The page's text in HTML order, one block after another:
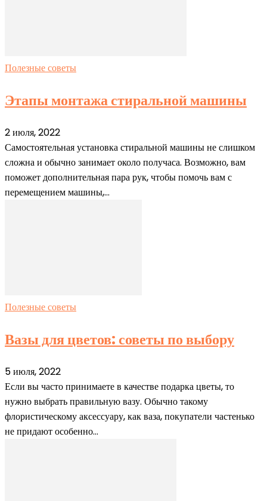
Полезные советы
Этапы монтажа стиральной машины
2 июля, 2022
Самостоятельная установка стиральной машины не слишком
сложна и обычно занимает около получаса. Возможно, вам
поможет дополнительная пара рук, чтобы помочь вам с
перемещением машины,...
Полезные советы
Вазы для цветов: советы по выбору
5 июля, 2022
Если вы часто принимаете в качестве подарка цветы, то
нужно выбрать правильную вазу. Обычно такому
флористическому аксессуару, как ваза, покупатели частенько
не придают особенно...